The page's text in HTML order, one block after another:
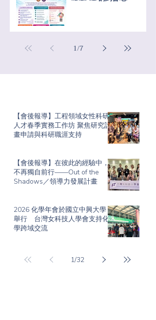
1/7
【會後報導】工程領域女性科研
人才春季實務工作坊 聚焦研究計
畫申請與科研職涯支持
【會後報導】在彼此的經驗中，
不再獨自前行——Out of the
Shadows／領導力發展計畫
2026 化學年會於國立中興大學
舉行 台灣女科技人學會支持化
學跨域交流
1/32